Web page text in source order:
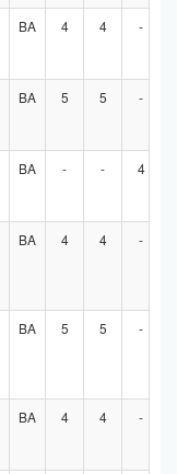
BA 4 4 -
BA 5 5 -
BA - - 4
BA 4 4 -
BA 5 5 -
BA 4 4 -